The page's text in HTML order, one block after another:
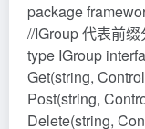
package
//IGroup 代表前缀
type IGroup
Get(string,
Post(string,
Delete(string,